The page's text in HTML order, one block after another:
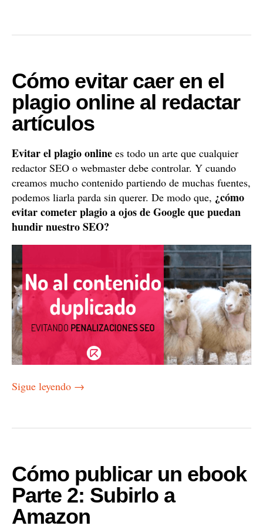
Cómo evitar caer en el
plagio online al redactar
artículos
Evitar el plagio online es todo un arte que cualquier
redactor SEO o webmaster debe controlar. Y cuando
creamos mucho contenido partiendo de muchas fuentes,
podemos liarla parda sin querer. De modo que, ¿cómo
evitar cometer plagio a ojos de Google que puedan
hundir nuestro SEO?
Sigue leyendo →
Cómo publicar un ebook
Parte 2: Subirlo a
Amazon